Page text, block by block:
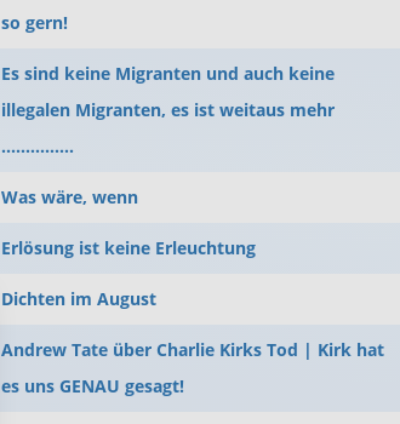
so gern!
Es sind keine Migranten und auch keine
illegalen Migranten, es ist weitaus mehr
...............
Was wäre, wenn
Erlösung ist keine Erleuchtung
Dichten im August
Andrew Tate über Charlie Kirks Tod | Kirk hat
es uns GENAU gesagt!